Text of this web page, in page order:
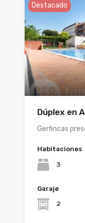
Destacado
Dúplex en
Gerfincas
Habitaciones
3
Garaje
2